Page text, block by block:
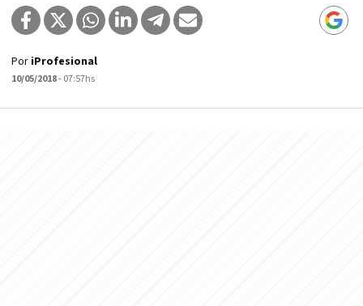
Por iProfesional
10/05/2018- 07:57hs